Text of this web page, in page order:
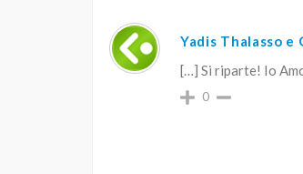
Yadis Thalasso e
[…] Si riparte! Io
0